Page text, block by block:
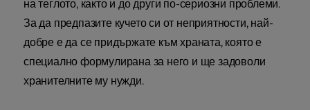
на теглото, както и до други по-сериозни проблеми.
За да предпазите кучето си от неприятности, най-
добре е да се придържате към храната, която е
специално формулирана за него и ще задоволи
хранителните му нужди.